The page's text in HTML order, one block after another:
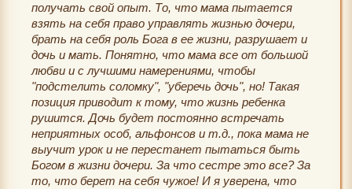
получать свой опыт. То, что мама пытается
взять на себя право управлять жизнью дочери,
брать на себя роль Бога в ее жизни, разрушает и
дочь и мать. Понятно, что мама все от большой
любви и с лучшими намерениями, чтобы
"подстелить соломку", "уберечь дочь", но! Такая
позиция приводит к тому, что жизнь ребенка
рушится. Дочь будет постоянно встречать
неприятных особ, альфонсов и т.д., пока мама не
выучит урок и не перестанет пытаться быть
Богом в жизни дочери. За что сестре это все? За
то, что берет на себя чужое! И я уверена, что